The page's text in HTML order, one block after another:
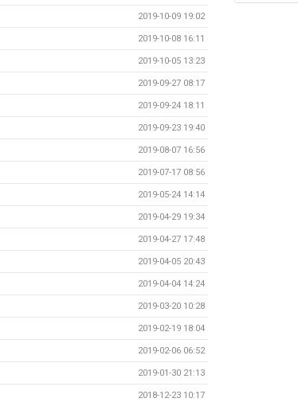
2019-10-09 19:02
2019-10-08 16:11
2019-10-05 13:23
2019-09-27 08:17
2019-09-24 18:11
2019-09-23 19:40
2019-08-07 16:56
2019-07-17 08:56
2019-05-24 14:14
2019-04-29 19:34
2019-04-27 17:48
2019-04-05 20:43
2019-04-04 14:24
2019-03-20 10:28
2019-02-19 18:04
2019-02-06 06:52
2019-01-30 21:13
2018-12-23 10:17